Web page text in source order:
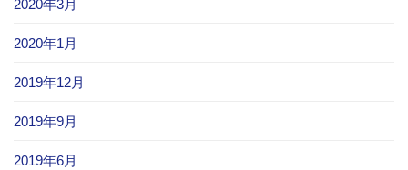
2020年3月
2020年1月
2019年12月
2019年9月
2019年6月